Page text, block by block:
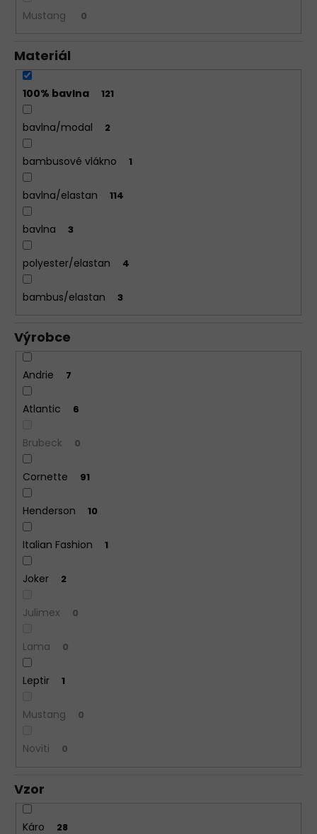
Mustang 0
Materiál
100% bavlna 121
bavlna/modal 2
bambusové vlákno 1
bavlna/elastan 114
bavlna 3
polyester/elastan 4
bambus/elastan 3
Výrobce
Andrie 7
Atlantic 6
Brubeck 0
Cornette 91
Henderson 10
Italian Fashion 1
Joker 2
Julimex 0
Lama 0
Leptir 1
Mustang 0
Noviti 0
Vzor
Káro 28